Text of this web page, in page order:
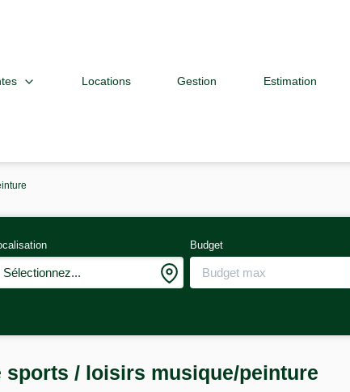
Locations Gestion Estimation
Sélectionnez...
Budget
/ loisirs musique/peinture